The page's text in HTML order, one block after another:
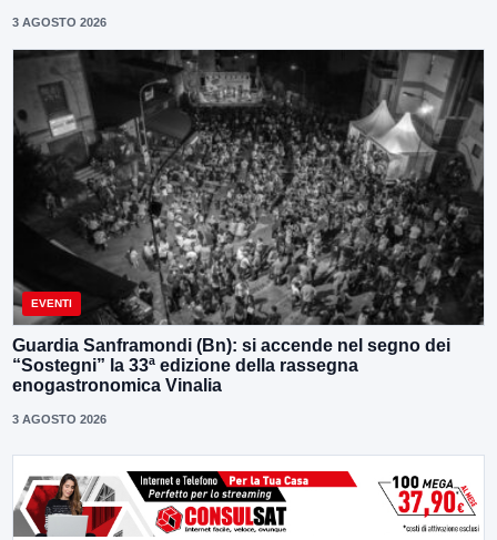
3 AGOSTO 2026
EVENTI
Guardia Sanframondi (Bn): si accende nel segno dei
“Sostegni” la 33ª edizione della rassegna
enogastronomica Vinalia
3 AGOSTO 2026